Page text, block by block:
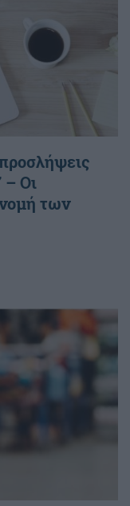
– Οι
των